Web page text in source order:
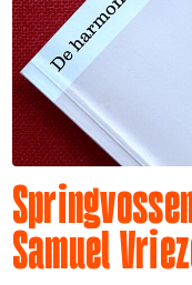
Samuel